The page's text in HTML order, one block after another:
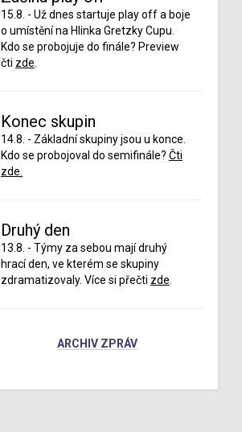
15.8. - Už dnes startuje play off a boje
o umístění na Hlinka Gretzky Cupu.
Kdo se probojuje do finále? Preview
čti zde
Konec skupin
14.8. - Základní skupiny jsou u konce.
Kdo se probojoval do semifinále? Čti
zde.
Druhý den
13.8. - Týmy za sebou mají druhý
hrací den, ve kterém se skupiny
zdramatizovaly. Více si přečti zde
ARCHIV ZPRÁV